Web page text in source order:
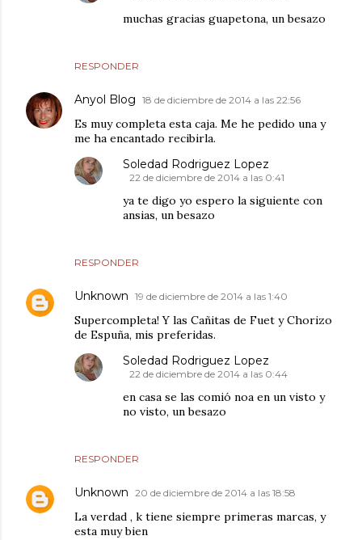
RESPONDER
muchas gracias guapetona, un besazo
Anyol Blog 18 de diciembre de 2014 a las 22:56
Es muy completa esta caja. Me he pedido una y
me ha encantado recibirla.
RESPONDER
Soledad Rodriguez Lopez
22 de diciembre de 2014 a las 0:41
ya te digo yo espero la siguiente con
ansias, un besazo
Unknown 19 de diciembre de 2014 a las 1:40
Supercompleta! Y las Cañitas de Fuet y Chorizo
de Espuña, mis preferidas.
RESPONDER
Soledad Rodriguez Lopez
22 de diciembre de 2014 a las 0:44
en casa se las comió noa en un visto y
no visto, un besazo
Unknown 20 de diciembre de 2014 a las 18:58
La verdad , k tiene siempre primeras marcas, y
esta muy bien